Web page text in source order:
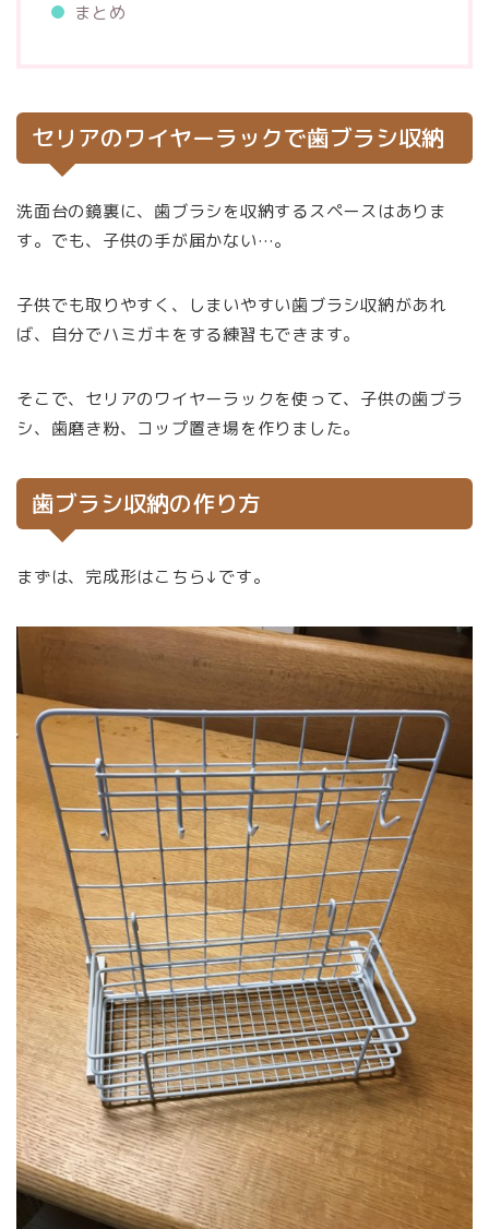
まとめ
セリアのワイヤーラックで歯ブラシ収納
洗面台の鏡裏に、歯ブラシを収納するスペースはありま
す。でも、子供の手が届かない…。
子供でも取りやすく、しまいやすい歯ブラシ収納があれ
ば、自分でハミガキをする練習もできます。
そこで、セリアのワイヤーラックを使って、子供の歯ブラ
シ、歯磨き粉、コップ置き場を作りました。
歯ブラシ収納の作り方
まずは、完成形はこちら↓です。